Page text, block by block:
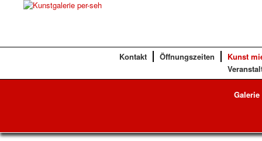
Kontakt Öffnungszeiten
Kunst